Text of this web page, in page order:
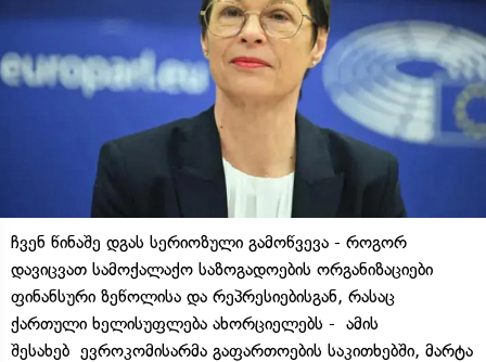
ჩვენ წინაშე დგას სერიოზული გამოწვევა - როგორ
დავიცვათ სამოქალაქო საზოგადოების ორგანიზაციები
ფინანსური ზეწოლისა და რეპრესიებისგან, რასაც
ქართული ხელისუფლება ახორციელებს - ამის
შესახებ ევროკომისარმა გაფართოების საკითხებში, მარტა